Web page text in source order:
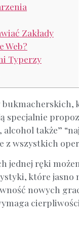
Zakłady
Web?
Typerzy
bukmacherskich,
specjalnie
także”
z wszystkich
jednej ręki
które
nowych